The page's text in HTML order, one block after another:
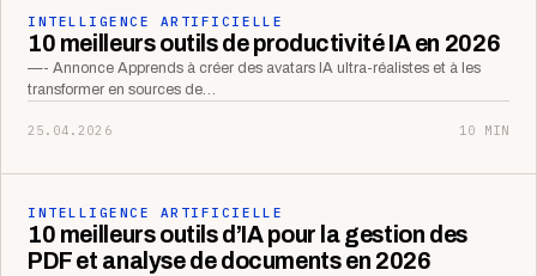
INTELLIGENCE ARTIFICIELLE
10 meilleurs outils de productivité IA en 2026
—- Annonce Apprends à créer des avatars IA ultra-réalistes et à les
transformer en sources de…
25.04.2026 10 MIN
INTELLIGENCE ARTIFICIELLE
10 meilleurs outils d’IA pour la gestion des
PDF et analyse de documents en 2026